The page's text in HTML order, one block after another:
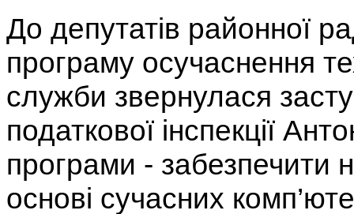
До депутатів районної
програму осучаснення
служби звернулася
податкової інспекції
програми - забезпечити
основі сучасних